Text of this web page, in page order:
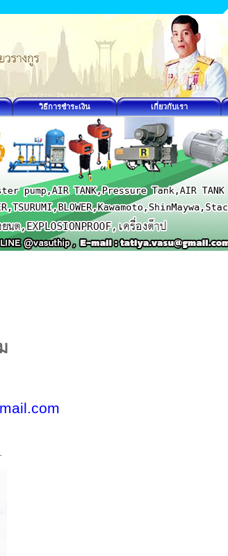
วิธีการชำระเงิน เกี่ยวกับเรา